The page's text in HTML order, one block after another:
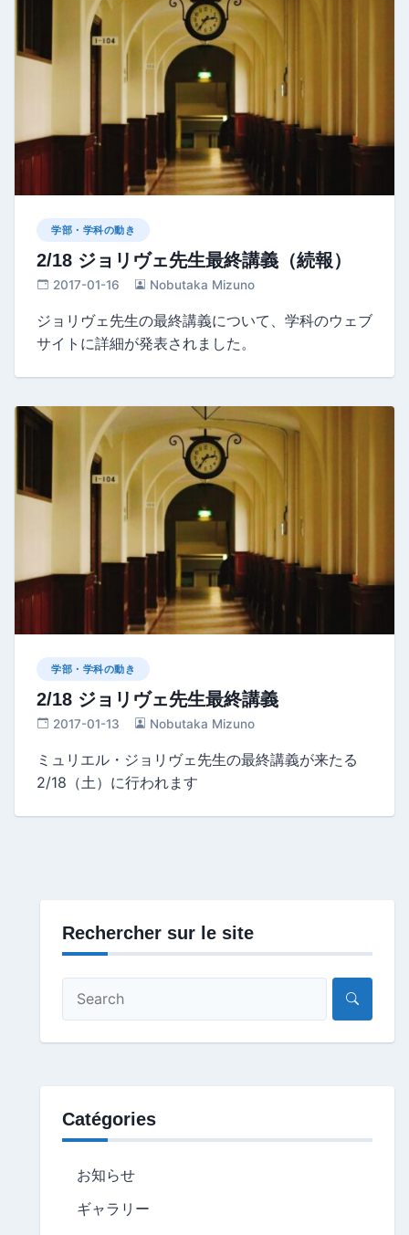
学部・学科の動き
2/18 ジョリヴェ先生最終講義（続報）
2017-01-16 Nobutaka Mizuno
ジョリヴェ先生の最終講義について、学科のウェブ
サイトに詳細が発表されました。
学部・学科の動き
2/18 ジョリヴェ先生最終講義
2017-01-13 Nobutaka Mizuno
ミュリエル・ジョリヴェ先生の最終講義が来たる
2/18（土）に行われます
Rechercher sur le site
Catégories
お知らせ
ギャラリー